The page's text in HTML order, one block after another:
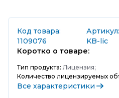
Код товара:
1109076
KB-lic
Коротко о товаре:
Тип продукта: Лицензия;
Количество лицензируемых
Все характеристики